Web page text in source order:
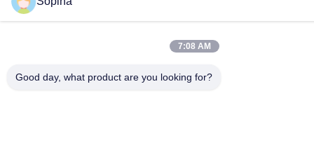
7:08 AM
Good day, what product are you looking for?